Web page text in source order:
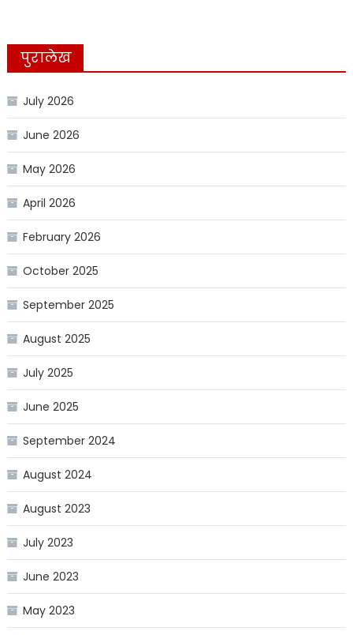
पुरालेख
July 2026
June 2026
May 2026
April 2026
February 2026
October 2025
September 2025
August 2025
July 2025
June 2025
September 2024
August 2024
August 2023
July 2023
June 2023
May 2023